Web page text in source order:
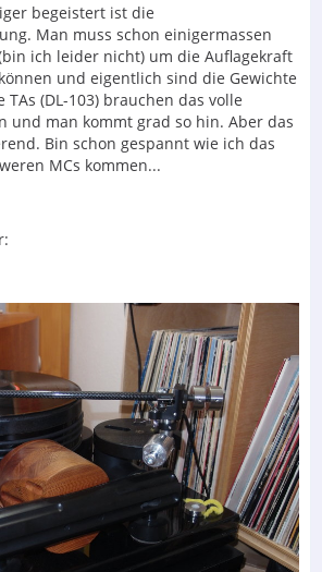
begeistert ist die
Man muss schon einigermassen
ich leider nicht) um die Auflagekraft
und eigentlich sind die Gewichte
(DL-103) brauchen das volle
und man kommt grad so hin. Aber das
Bin schon gespannt wie ich das
MCs kommen...